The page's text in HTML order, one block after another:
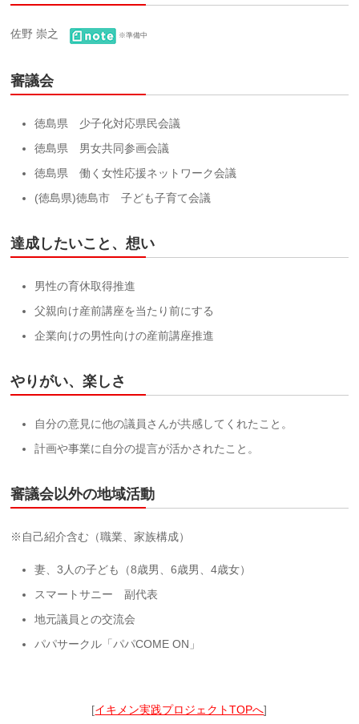
佐野 崇之 ※準備中
審議会
徳島県 少子化対応県民会議
徳島県 男女共同参画会議
徳島県 働く女性応援ネットワーク会議
(徳島県)徳島市 子ども子育て会議
達成したいこと、想い
男性の育休取得推進
父親向け産前講座を当たり前にする
企業向けの男性向けの産前講座推進
やりがい、楽しさ
自分の意見に他の議員さんが共感してくれたこと。
計画や事業に自分の提言が活かされたこと。
審議会以外の地域活動
※自己紹介含む（職業、家族構成）
妻、3人の子ども（8歳男、6歳男、4歳女）
スマートサニー 副代表
地元議員との交流会
パパサークル「パパCOME ON」
[イキメン実践プロジェクトTOPへ]